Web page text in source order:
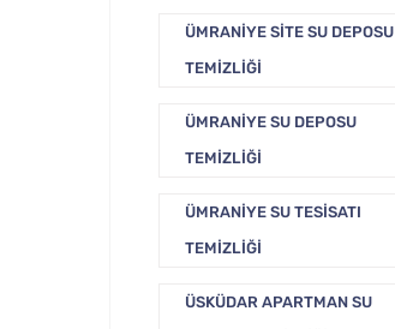
ÜMRANIYE SITE SU DEPOSU
TEMIZLIĞI
ÜMRANIYE SU DEPOSU
TEMIZLIĞI
ÜMRANIYE SU TESISATI
TEMIZLIĞI
ÜSKÜDAR APARTMAN SU